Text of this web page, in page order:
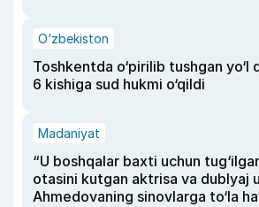
O‘zbekiston
Toshkentda o‘pirilib tushgan yo‘l
6 kishiga sud hukmi o‘qildi
Madaniyat
“U boshqalar baxti uchun
otasini kutgan aktrisa va dublyaj
Ahmedovaning sinovlarga to‘la